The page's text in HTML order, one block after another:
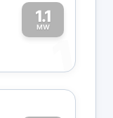
1.1
MW
1